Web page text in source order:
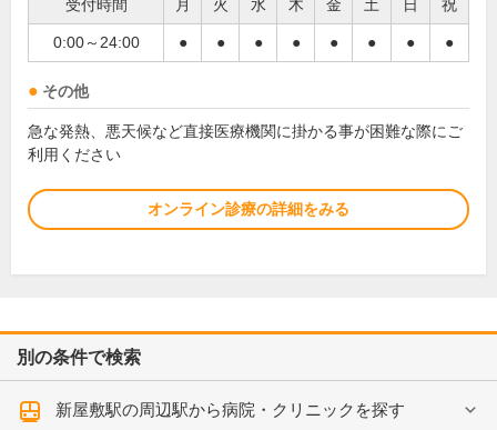
受付時間 月 火 水 木 金 土 日 祝
0:00～24:00 ● ● ● ● ● ● ● ●
その他
急な発熱、悪天候など直接医療機関に掛かる事が困難な際にご
利用ください
オンライン診療の詳細をみる
別の条件で検索
新屋敷駅の周辺駅から病院・クリニックを探す